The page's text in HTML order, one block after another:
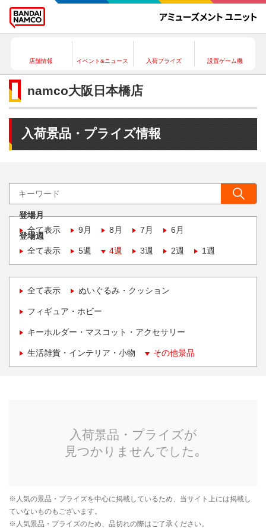
店舗情報 イベント&ニュース 入荷プライズ 設置ゲーム機
namco大阪日本橋店
入荷景品・プライズ情報
登場月
全て表示
9月 8月 7月 6月
登場週
全て表示
5週 4週 3週 2週 1週
全て表示 ぬいぐるみ・クッション
フィギュア・ホビー
キーホルダー・マスコット・アクセサリー
生活雑貨・インテリア・小物 その他景品